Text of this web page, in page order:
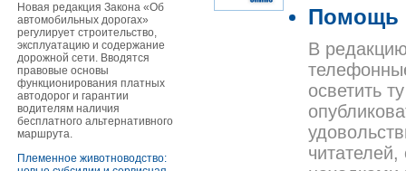
Новая редакция Закона «Об
автомобильных дорогах»
регулирует строительство,
эксплуатацию и содержание
дорожной сети. Вводятся
правовые основы
функционирования платных
автодорог и гарантии
водителям наличия
бесплатного альтернативного
маршрута.
Племенное животноводство:
Помощь
В
осветить